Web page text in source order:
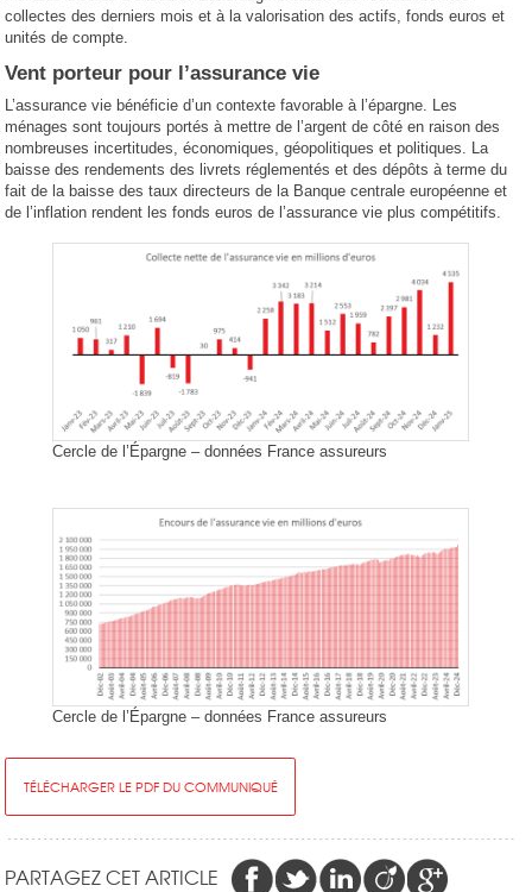
collectes des derniers mois et à la valorisation des actifs, fonds euros et
unités de compte.
Vent porteur pour l’assurance vie
L’assurance vie bénéficie d’un contexte favorable à l’épargne. Les
ménages sont toujours portés à mettre de l’argent de côté en raison des
nombreuses incertitudes, économiques, géopolitiques et politiques. La
baisse des rendements des livrets réglementés et des dépôts à terme du
fait de la baisse des taux directeurs de la Banque centrale européenne et
de l’inflation rendent les fonds euros de l’assurance vie plus compétitifs.
Cercle de l’Épargne – données France assureurs
Cercle de l’Épargne – données France assureurs
TÉLÉCHARGER LE PDF DU COMMUNIQUÉ
PARTAGEZ CET ARTICLE